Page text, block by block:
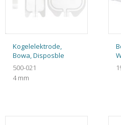
Kogelelektrode,
Bowa, Disposble
500-021
4 mm